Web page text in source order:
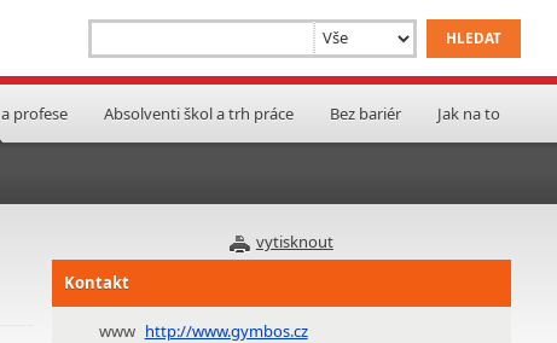
profese Absolventi škol a trh práce Bez bariér Jak na to
vytisknout
Kontakt
www http://www.gymbos.cz